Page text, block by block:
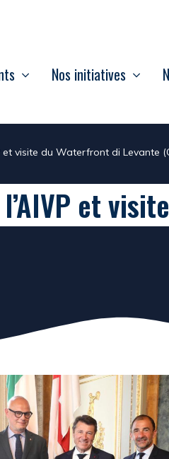
Nos initiatives
et visite du Waterfront di Levante
et